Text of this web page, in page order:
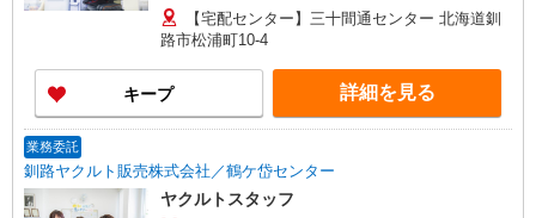
えた高収入も応相談 月額80,000円〜 ※研修期間中
は日当支払あり（5日間：時給1000円）
【宅配センター】三十間通センター 北海道釧
路市松浦町10-4
キープ 詳細を見る
業務委託
釧路ヤクルト販売株式会社／鶴ケ岱センター
ヤクルトスタッフ